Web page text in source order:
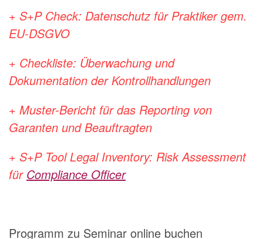
+ S+P Check: Datenschutz für Praktiker gem.
EU-DSGVO
+ Checkliste: Überwachung und
Dokumentation der Kontrollhandlungen
+ Muster-Bericht für das Reporting von
Garanten und Beauftragten
+ S+P Tool Legal Inventory: Risk Assessment
für Compliance Officer
Programm zu Seminar online buchen